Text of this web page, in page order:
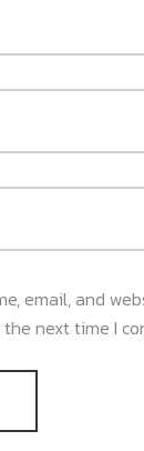
email, and
next time I